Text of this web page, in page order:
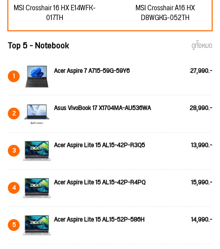
MSI Crosshair 16 HX E14WFK-
017TH
MSI Crosshair A16 HX
D8WGKG-052TH
Top 5 - Notebook ดูทั้งหมด
1 Acer Aspire 7 A715-59G-59Y6 27,990.-
2 Asus VivoBook 17 X1704MA-AU536WA 28,990.-
3 Acer Aspire Lite 15 AL15-42P-R3Q5 13,990.-
4 Acer Aspire Lite 15 AL15-42P-R4PQ 15,990.-
5 Acer Aspire Lite 15 AL15-52P-586H 14,990.-